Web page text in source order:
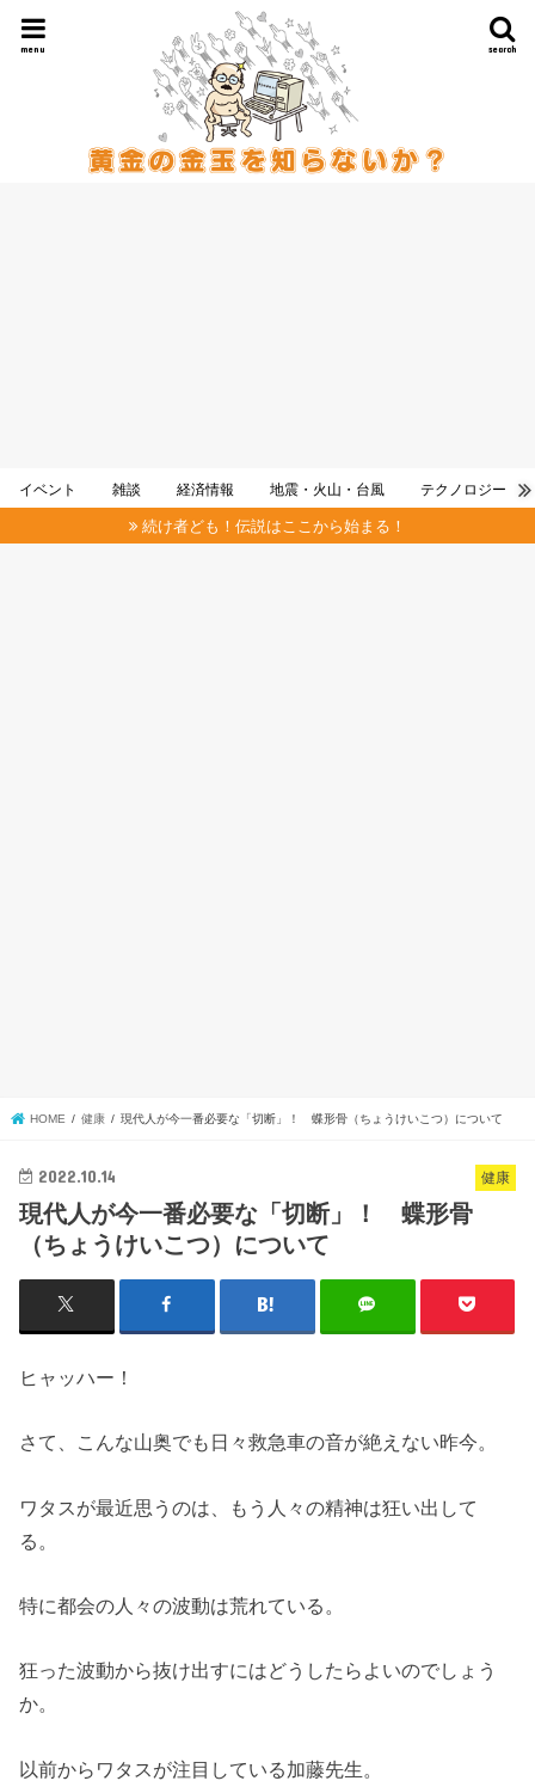
search
menu
イベント 雑談 経済情報 地震・火山・台風 テクノロジー
続け者ども！伝説はここから始まる！
HOME 健康 現代人が今一番必要な「切断」！ 蝶形骨（ちょうけいこつ）について
健康
2022.10.14
現代人が今一番必要な「切断」！ 蝶形骨
（ちょうけいこつ）について
ヒャッハー！
さて、こんな山奥でも日々救急車の音が絶えない昨今。
ワタスが最近思うのは、もう人々の精神は狂い出して
る。
特に都会の人々の波動は荒れている。
狂った波動から抜け出すにはどうしたらよいのでしょう
か。
以前からワタスが注目している加藤先生。